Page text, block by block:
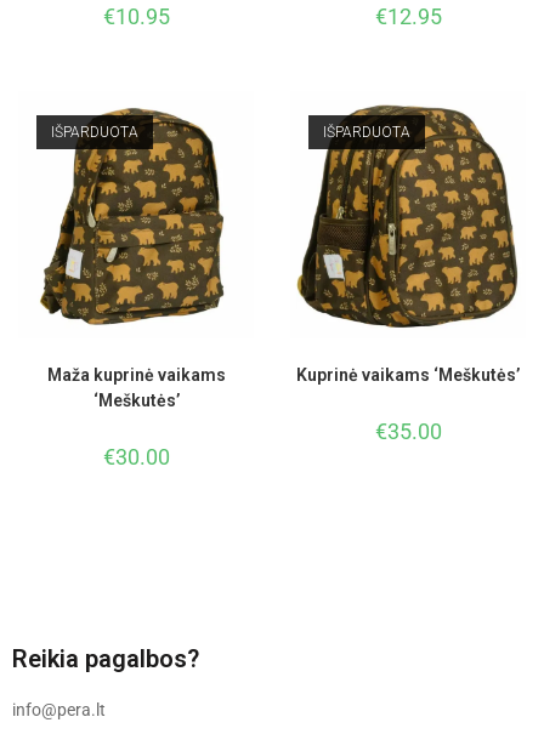
€10.95 €12.95
IŠPARDUOTA
Maža kuprinė vaikams
‘Meškutės’
€30.00
IŠPARDUOTA
Kuprinė vaikams ‘Meškutės’
€35.00
Reikia pagalbos?
info@pera.lt